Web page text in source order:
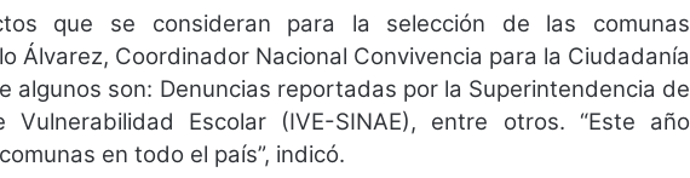
que se consideran para la selección de las comunas
Álvarez, Coordinador Nacional Convivencia para la Ciudadanía
algunos son: Denuncias reportadas por la Superintendencia de
Escolar (IVE-SINAE), entre otros. “Este año
en todo el país”, indicó.